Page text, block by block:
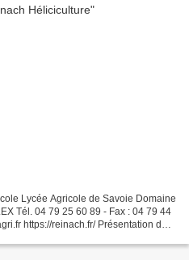
Lycée Agricole de Savoie Domaine
Tél. 04 79 25 60 89 - Fax : 04 79 44
https://reinach.fr/ Présentation de